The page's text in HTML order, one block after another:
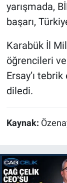
yarışmada,
başarı,
Karabük İl
öğrencileri
Ersay’ı tebrik
diledi.
Kaynak: